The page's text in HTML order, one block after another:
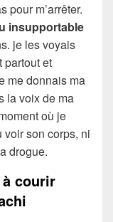
pour m’arrêter.
insupportable
je les voyais
partout et
me donnais ma
la voix de ma
où je
voir son corps, ni
drogue.
à courir